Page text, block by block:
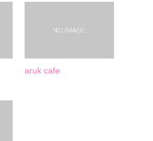
aruk cafe